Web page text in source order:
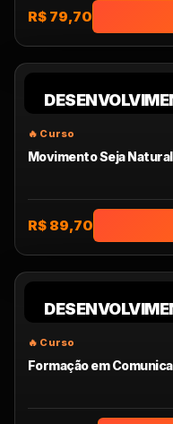
R$ 79,70
Movimento Seja Natural
R$ 89,70
Formação em